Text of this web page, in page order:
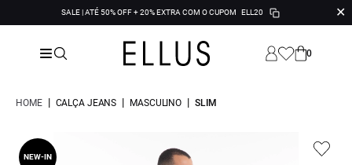
SALE | ATÉ 50% OFF + 20% EXTRA COM O CUPOM ELL20 ✕
0
HOME | CALÇA JEANS | MASCULINO | SLIM
NEW-IN